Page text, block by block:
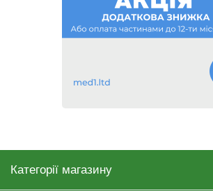
Категорії магазину